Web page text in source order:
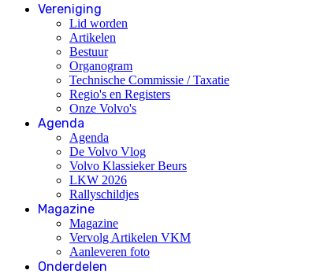
Vereniging
Lid worden
Artikelen
Bestuur
Organogram
Technische Commissie / Taxatie
Regio's en Registers
Onze Volvo's
Agenda
Agenda
De Volvo Vlog
Volvo Klassieker Beurs
LKW 2026
Rallyschildjes
Magazine
Magazine
Vervolg Artikelen VKM
Aanleveren foto
Onderdelen